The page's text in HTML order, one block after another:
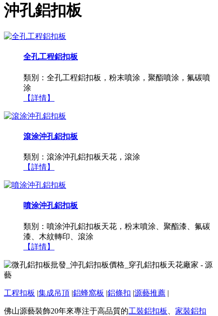
沖孔鋁扣板
全孔工程鋁扣板
類別：全孔工程鋁扣板，粉末噴涂，聚酯噴涂，氟碳噴
涂
【詳情】
滾涂沖孔鋁扣板
類別：滾涂沖孔鋁扣板天花，滾涂
【詳情】
噴涂沖孔鋁扣板
類別：噴涂沖孔鋁扣板天花，粉末噴涂、聚酯漆、氟碳
漆、木紋轉印、滾涂
【詳情】
工程扣板 |集成吊頂 |鋁蜂窩板 |鋁條扣 |源藝推薦 |
佛山源藝裝飾20年來專注于高品質的工裝鋁扣板
家裝鋁扣